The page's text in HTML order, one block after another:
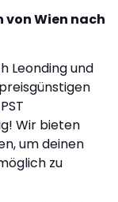
Wien nach
Leonding und
Wir bieten
um deinen
zu